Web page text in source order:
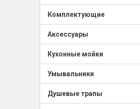
Комплектующие
Аксессуары
Кухонные мойки
Умывальники
Душевые трапы